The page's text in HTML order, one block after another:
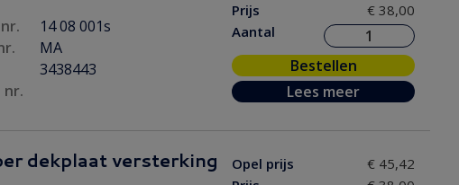
14 08 001s
MA
3438443
nr.
Prijs
€ 38,00
Aantal
Bestellen
Lees meer
dekplaat versterking Opel prijs
€ 45,42